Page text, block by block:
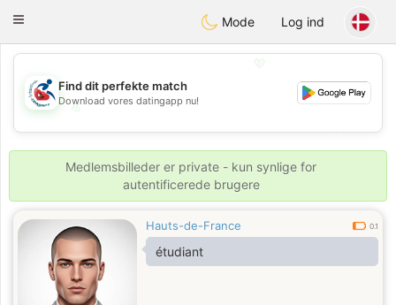
Handi Space
Toggle
Mode Log ind
💖
💕
💕
Find dit perfekte match
Download vores datingapp nu!
Medlemsbilleder er private - kun synlige for
autentificerede brugere
Hauts-de-France 0.1
étudiant